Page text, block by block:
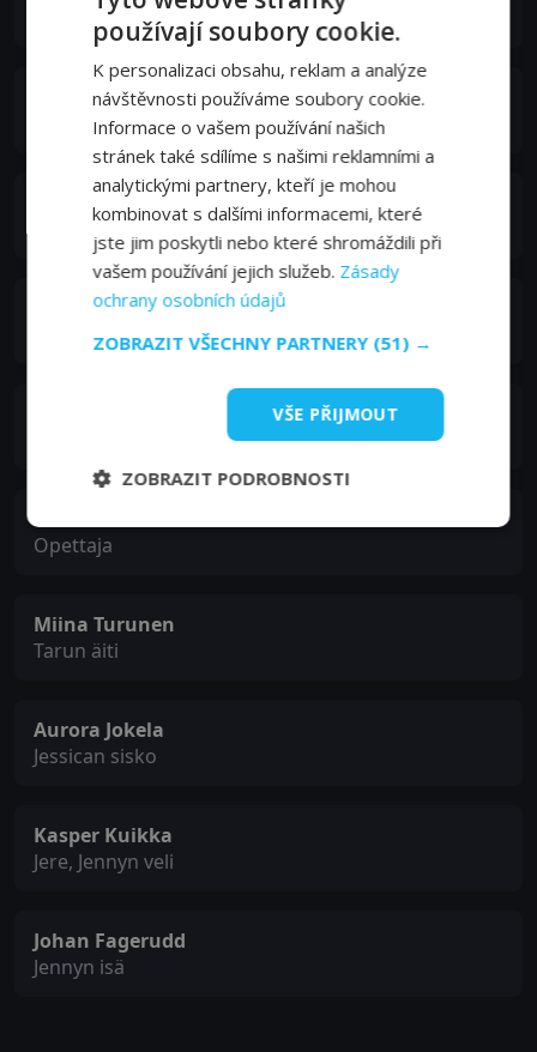
Anja Bargum
Ainon äiti
Ville Majamaa
Ainon isä
Jonna Järnefelt
Hanna (Jennyn äiti)
Eeva Putro
Opettaja
Miina Turunen
Tarun äiti
Aurora Jokela
Jessican sisko
Kasper Kuikka
Jere, Jennyn veli
Johan Fagerudd
Jennyn isä
používají soubory cookie.
K personalizaci obsahu, reklam a analýze
návštěvnosti používáme soubory cookie.
Informace o vašem používání našich
stránek také sdílíme s našimi reklamními a
analytickými partnery, kteří je mohou
kombinovat s dalšími informacemi, které
jste jim poskytli nebo které shromáždili při
vašem používání jejich služeb. Zásady
ochrany osobních údajů
ZOBRAZIT VŠECHNY PARTNERY (51) →
VŠE PŘIJMOUT
ZOBRAZIT PODROBNOSTI